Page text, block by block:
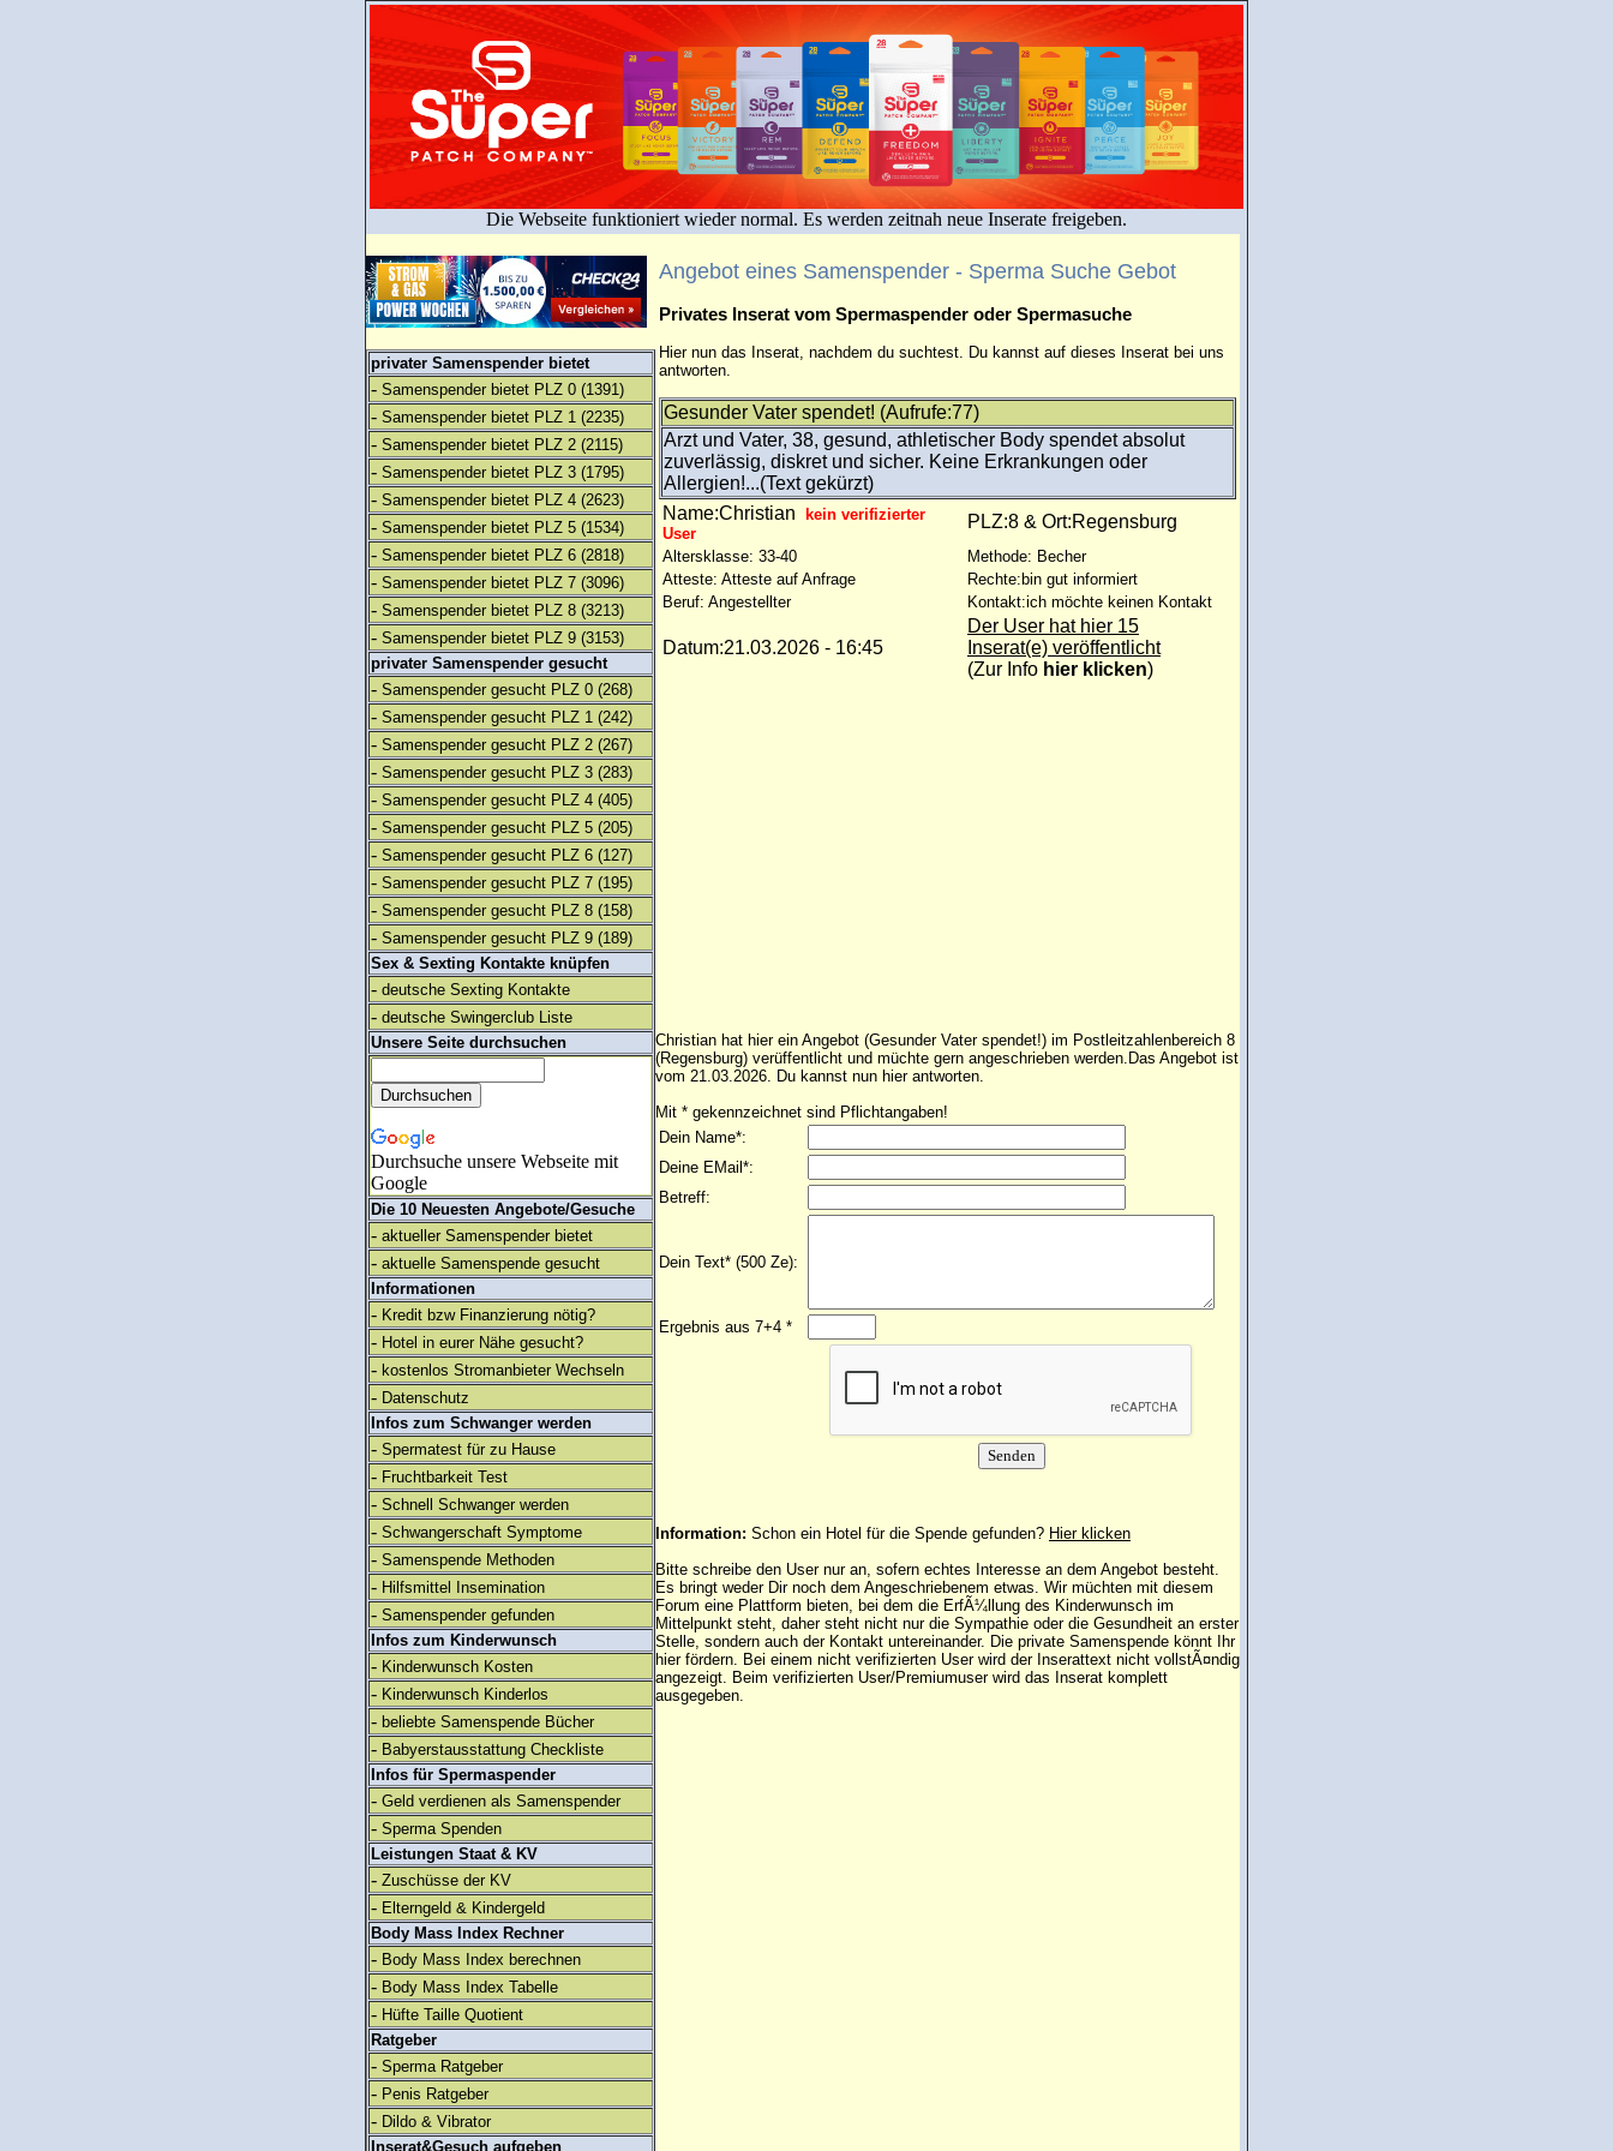
Die Webseite funktioniert wieder normal. Es werden zeitnah neue Inserate freigeben.
privater Samenspender bietet
- Samenspender bietet PLZ 0 (1391)
- Samenspender bietet PLZ 1 (2235)
- Samenspender bietet PLZ 2 (2115)
- Samenspender bietet PLZ 3 (1795)
- Samenspender bietet PLZ 4 (2623)
- Samenspender bietet PLZ 5 (1534)
- Samenspender bietet PLZ 6 (2818)
- Samenspender bietet PLZ 7 (3096)
- Samenspender bietet PLZ 8 (3213)
- Samenspender bietet PLZ 9 (3153)
privater Samenspender gesucht
- Samenspender gesucht PLZ 0 (268)
- Samenspender gesucht PLZ 1 (242)
- Samenspender gesucht PLZ 2 (267)
- Samenspender gesucht PLZ 3 (283)
- Samenspender gesucht PLZ 4 (405)
- Samenspender gesucht PLZ 5 (205)
- Samenspender gesucht PLZ 6 (127)
- Samenspender gesucht PLZ 7 (195)
- Samenspender gesucht PLZ 8 (158)
- Samenspender gesucht PLZ 9 (189)
Sex & Sexting Kontakte knüpfen
- deutsche Sexting Kontakte
- deutsche Swingerclub Liste
Unsere Seite durchsuchen
Durchsuche unsere Webseite mit
Google
Die 10 Neuesten Angebote/Gesuche
- aktueller Samenspender bietet
- aktuelle Samenspende gesucht
Informationen
- Kredit bzw Finanzierung nötig?
- Hotel in eurer Nähe gesucht?
- kostenlos Stromanbieter Wechseln
- Datenschutz
Infos zum Schwanger werden
- Spermatest für zu Hause
- Fruchtbarkeit Test
- Schnell Schwanger werden
- Schwangerschaft Symptome
- Samenspende Methoden
- Hilfsmittel Insemination
- Samenspender gefunden
Infos zum Kinderwunsch
- Kinderwunsch Kosten
- Kinderwunsch Kinderlos
- beliebte Samenspende Bücher
- Babyerstausstattung Checkliste
Infos für Spermaspender
- Geld verdienen als Samenspender
- Sperma Spenden
Leistungen Staat & KV
- Zuschüsse der KV
- Elterngeld & Kindergeld
Body Mass Index Rechner
- Body Mass Index berechnen
- Body Mass Index Tabelle
- Hüfte Taille Quotient
Ratgeber
- Sperma Ratgeber
- Penis Ratgeber
- Dildo & Vibrator
Inserat&Gesuch aufgeben
Angebot eines Samenspender - Sperma Suche Gebot
Privates Inserat vom Spermaspender oder Spermasuche
Hier nun das Inserat, nachdem du suchtest. Du kannst auf dieses Inserat bei uns
antworten.
Gesunder Vater spendet! (Aufrufe:77)
Arzt und Vater, 38, gesund, athletischer Body spendet absolut
zuverlässig, diskret und sicher. Keine Erkrankungen oder
Allergien!...(Text gekürzt)
Name:Christian
kein verifizierter
User
PLZ:8 & Ort:Regensburg
Altersklasse: 33-40
Methode: Becher
Atteste: Atteste auf Anfrage
Rechte:bin gut informiert
Beruf: Angestellter
Kontakt:ich möchte keinen Kontakt
Datum:21.03.2026 - 16:45
Der User hat hier 15
Inserat(e) veröffentlicht
(Zur Info hier klicken)
Christian hat hier ein Angebot (Gesunder Vater spendet!) im Postleitzahlenbereich 8
(Regensburg) verüffentlicht und müchte gern angeschrieben werden.Das Angebot ist
vom 21.03.2026. Du kannst nun hier antworten.
Mit * gekennzeichnet sind Pflichtangaben!
Dein Name*:
Deine EMail*:
Betreff:
Dein Text* (500 Ze):
Ergebnis aus 7+4 *
Information: Schon ein Hotel für die Spende gefunden? Hier klicken
Bitte schreibe den User nur an, sofern echtes Interesse an dem Angebot besteht.
Es bringt weder Dir noch dem Angeschriebenem etwas. Wir müchten mit diesem
Forum eine Plattform bieten, bei dem die ErfÃ¼llung des Kinderwunsch im
Mittelpunkt steht, daher steht nicht nur die Sympathie oder die Gesundheit an erster
Stelle, sondern auch der Kontakt untereinander. Die private Samenspende könnt Ihr
hier fördern. Bei einem nicht verifizierten User wird der Inserattext nicht vollstÃ¤ndig
angezeigt. Beim verifizierten User/Premiumuserwird das Inserat komplett
ausgegeben.